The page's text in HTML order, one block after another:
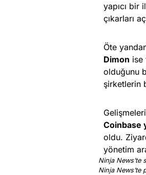
yapıcı bir
çıkarları
Öte
Dimon ise
olduğunu
şirketlerin
Coinbase
oldu.
yönetim
Ninja News’te
Ninja News’te